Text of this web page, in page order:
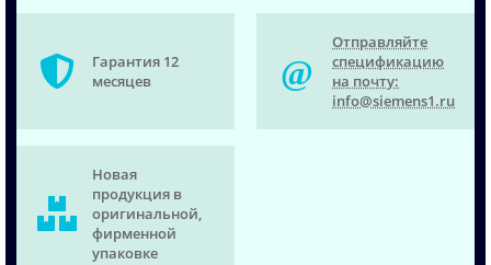
Гарантия 12
месяцев
Отправляйте
спецификацию
на почту:
info@siemens1.ru
Новая
продукция в
оригинальной,
фирменной
упаковке